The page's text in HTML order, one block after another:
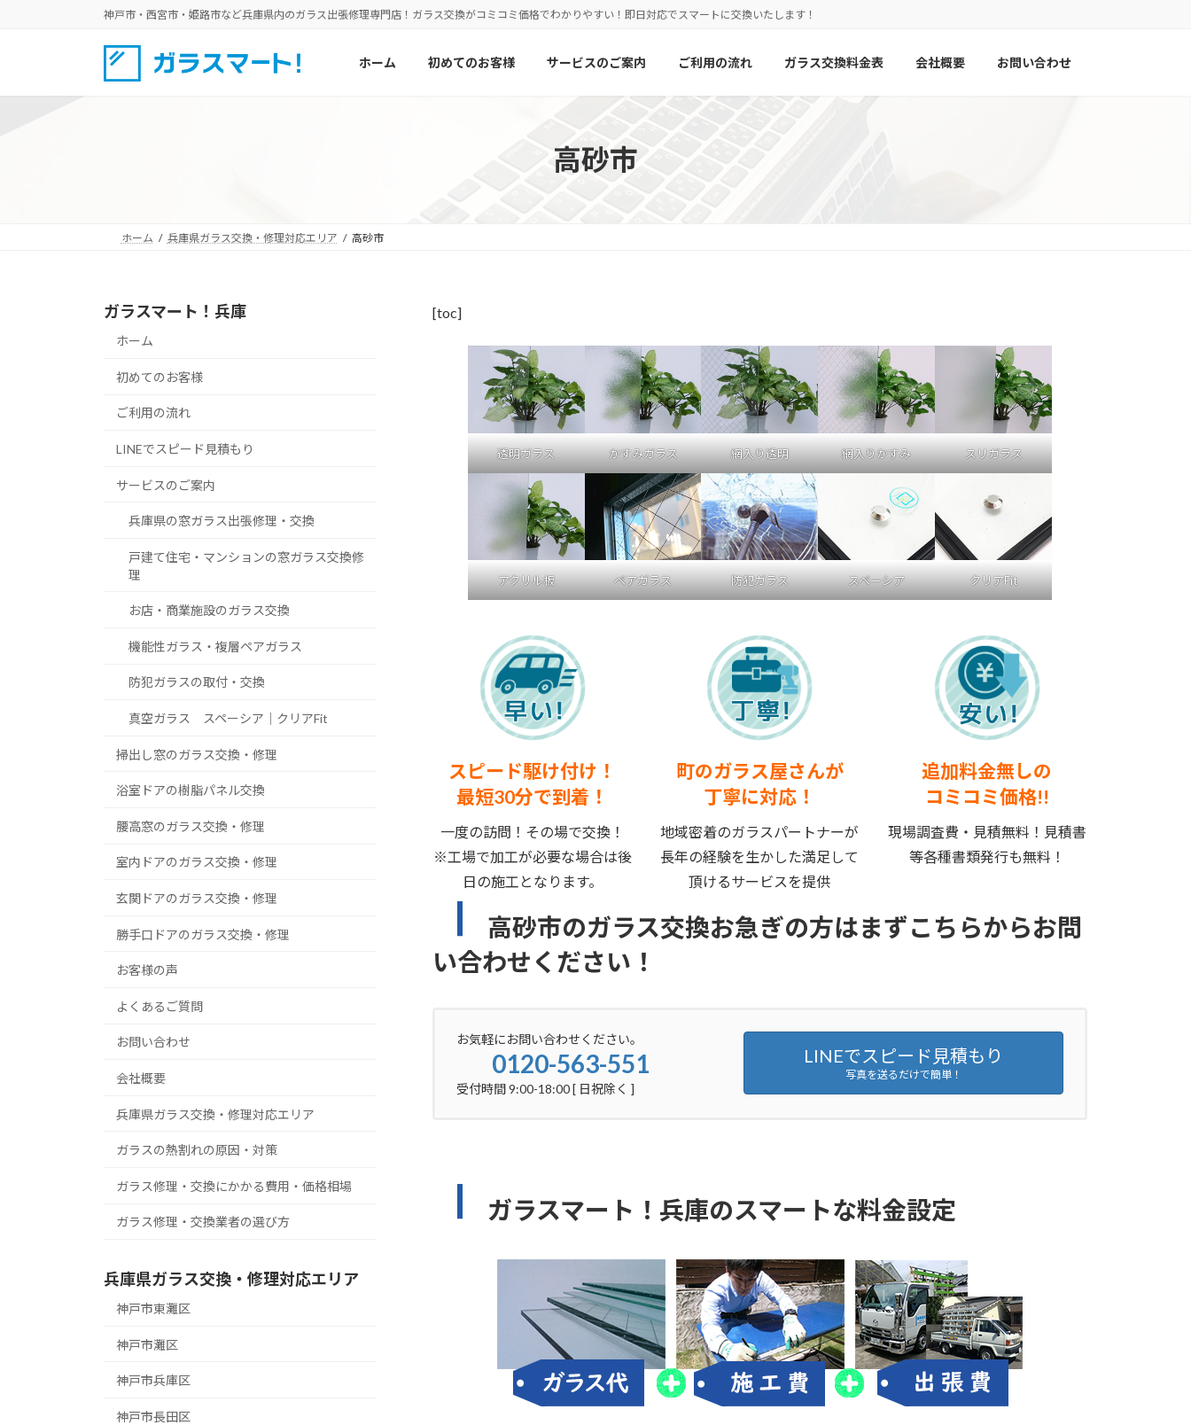
ツ
シ
神戸市・西宮市・姫路市など兵庫県内のガラス出張修理専門店！ガラス交換がコミコミ価格でわかりやすい！即日対応でスマートに交換いたします！
ホーム 初めてのお客様 サービスのご案内 ご利用の流れ ガラス交換料金表 会社概要 お問い合わせ
高砂市
ホーム 兵庫県ガラス交換・修理対応エリア 高砂市
[toc]
透明ガラス かすみガラス 網入り透明 網入りかすみ スリガラス
アクリル板 ペアガラス 防犯ガラス スペーシア クリアFit
スピード駆け付け！
最短30分で到着！
一度の訪問！その場で交換！
※工場で加工が必要な場合は後
日の施工となります。
町のガラス屋さんが
丁寧に対応！
地域密着のガラスパートナーが
長年の経験を生かした満足して
頂けるサービスを提供
追加料金無しの
コミコミ価格!!
現場調査費・見積無料！見積書
等各種書類発行も無料！
高砂市のガラス交換お急ぎの方はまずこちらからお問
い合わせください！
お気軽にお問い合わせください。
0120-563-551
受付時間 9:00-18:00 [ 日祝除く ]
LINEでスピード見積もり
写真を送るだけで簡単！
ガラスマート！兵庫のスマートな料金設定
ガラスマート！兵庫
ホーム
初めてのお客様
ご利用の流れ
LINEでスピード見積もり
サービスのご案内
兵庫県の窓ガラス出張修理・交換
戸建て住宅・マンションの窓ガラス交換修
理
お店・商業施設のガラス交換
機能性ガラス・複層ペアガラス
防犯ガラスの取付・交換
真空ガラス スペーシア｜クリアFit
掃出し窓のガラス交換・修理
浴室ドアの樹脂パネル交換
腰高窓のガラス交換・修理
室内ドアのガラス交換・修理
玄関ドアのガラス交換・修理
勝手口ドアのガラス交換・修理
お客様の声
よくあるご質問
お問い合わせ
会社概要
兵庫県ガラス交換・修理対応エリア
ガラスの熱割れの原因・対策
ガラス修理・交換にかかる費用・価格相場
ガラス修理・交換業者の選び方
兵庫県ガラス交換・修理対応エリア
神戸市東灘区
神戸市灘区
神戸市兵庫区
神戸市長田区